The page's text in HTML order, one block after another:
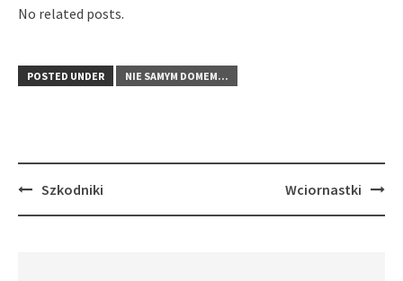
No related posts.
POSTED UNDER NIE SAMYM DOMEM...
PostSzkodniki Wciornastki